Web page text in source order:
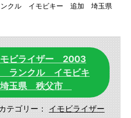
クル イモビキー 追加 埼玉県
ビライザー 2003
ンクル イモビキ
玉県 秩父市
カテゴリー： イモビライザー